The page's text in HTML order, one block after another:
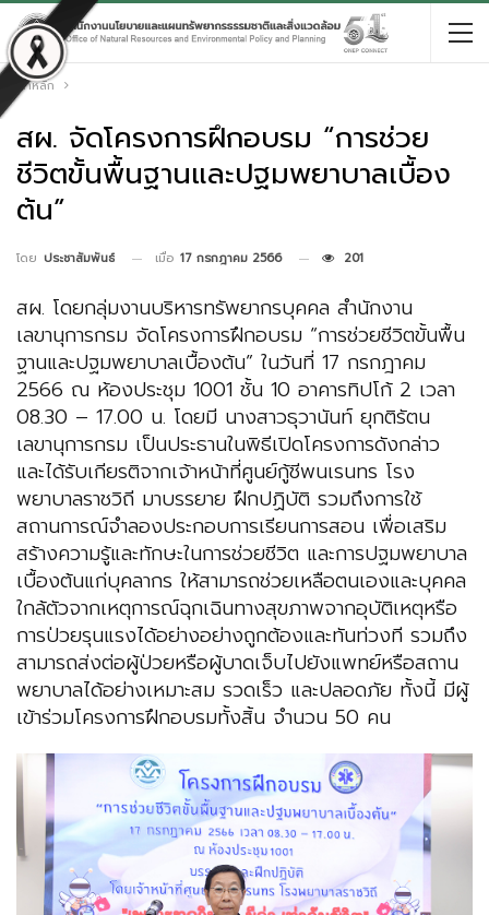
หน้าหลัก
สผ. จัดโครงการฝึกอบรม “การช่วย
ชีวิตขั้นพื้นฐานและปฐมพยาบาลเบื้อง
ต้น”
โดย ประชาสัมพันธ์ เมื่อ 17 กรกฎาคม 2566 201
สผ. โดยกลุ่มงานบริหารทรัพยากรบุคคล สำนักงาน
เลขานุการกรม จัดโครงการฝึกอบรม “การช่วยชีวิตขั้นพื้น
ฐานและปฐมพยาบาลเบื้องต้น” ในวันที่ 17 กรกฎาคม
2566 ณ ห้องประชุม 1001 ชั้น 10 อาคารทิปโก้ 2 เวลา
08.30 – 17.00 น. โดยมี นางสาวธุวานันท์ ยุกติรัตน
เลขานุการกรม เป็นประธานในพิธีเปิดโครงการดังกล่าว
และได้รับเกียรติจากเจ้าหน้าที่ศูนย์กู้ชีพนเรนทร โรง
พยาบาลราชวิถี มาบรรยาย ฝึกปฏิบัติ รวมถึงการใช้
สถานการณ์จำลองประกอบการเรียนการสอน เพื่อเสริม
สร้างความรู้และทักษะในการช่วยชีวิต และการปฐมพยาบาล
เบื้องต้นแก่บุคลากร ให้สามารถช่วยเหลือตนเองและบุคคล
ใกล้ตัวจากเหตุการณ์ฉุกเฉินทางสุขภาพจากอุบัติเหตุหรือ
การป่วยรุนแรงได้อย่างอย่างถูกต้องและทันท่วงที รวมถึง
สามารถส่งต่อผู้ป่วยหรือผู้บาดเจ็บไปยังแพทย์หรือสถาน
พยาบาลได้อย่างเหมาะสม รวดเร็ว และปลอดภัย ทั้งนี้ มีผู้
เข้าร่วมโครงการฝึกอบรมทั้งสิ้น จำนวน 50 คน